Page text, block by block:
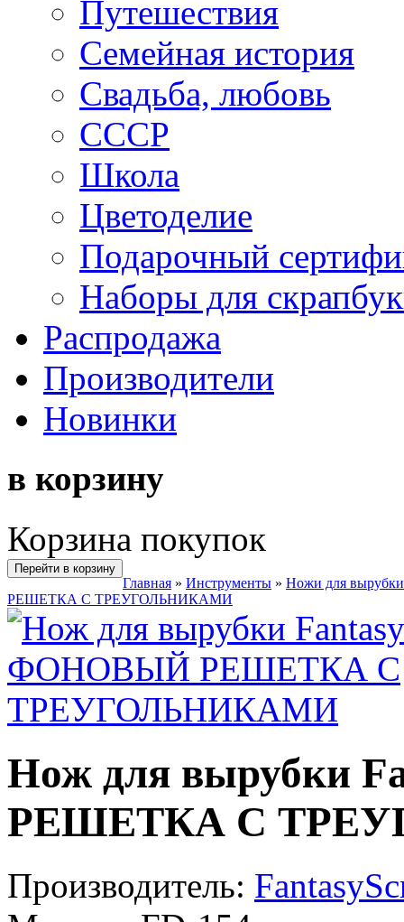
Путешествия
Семейная история
Свадьба, любовь
СССР
Школа
Цветоделие
Подарочный
Наборы для
Распродажа
Производители
Новинки
в корзину
Корзина покупок
Перейти в корзину
Главная » Инструменты » Ножи для вырубки
РЕШЕТКА С ТРЕУГОЛЬНИКАМИ
Нож для вырубки
РЕШЕТКА С
Производитель: